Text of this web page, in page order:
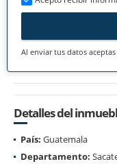
Al enviar tus datos
Detalles del
País: Guatemala
Departamento: